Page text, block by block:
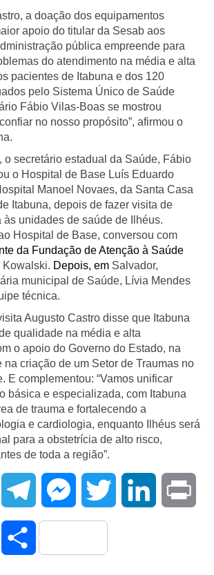
a doação dos equipamentos
apoio do titular da Sesab aos
pública empreende para
do atendimento na média e alta
pacientes de Itabuna e dos 120
pelo Sistema Único de Saúde
Fábio Vilas-Boas se mostrou
no nosso propósito”, afirmou o
o secretário estadual da Saúde, Fábio
o Hospital de Base Luís Eduardo
Manoel Novaes, da Santa Casa
Itabuna, depois de fazer visita de
às unidades de saúde de Ilhéus.
Hospital de Base, conversou com
da Fundação de Atenção à Saúde
Kowalski. Depois, em Salvador,
municipal de Saúde, Lívia Mendes
técnica.
Augusto Castro disse que Itabuna
qualidade na média e alta
o apoio do Governo do Estado, na
na criação de um Setor de Traumas no
E complementou: “Vamos unificar
básica e especializada, com Itabuna
de trauma e fortalecendo a
e cardiologia, enquanto Ilhéus será
para a obstetrícia de alto risco,
de toda a região”.
FacebookTelegramMessengerTwitter LinkedIn
Copy Compartilhar